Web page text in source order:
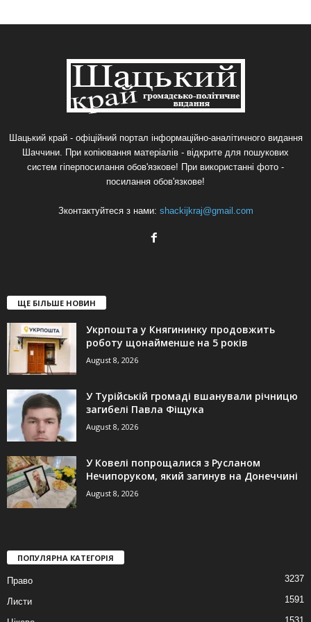
Шацький край - офіційний портал інформаційно-аналітичного видання
Шаччини. При копіювання матеріалів - відкрите для пошукових
систем гіперпосилання обов'язкове! При використанні фото -
посилання обов'язкове!
Зконтактуйтеся з нами: shackijkraj@gmail.com
ЩЕ БІЛЬШЕ НОВИН
Укрпошта у Княгининку продовжить
роботу щонайменше на 5 років
August 8, 2026
У Турійській громаді вшанували річницю
загибелі Павла Фіщука
August 8, 2026
У Ковелі попрощалися з Русланом
Нечипоруком, який загинув на Донеччині
August 8, 2026
ПОПУЛЯРНА КАТЕГОРІЯ
Право 3237
Листи 1591